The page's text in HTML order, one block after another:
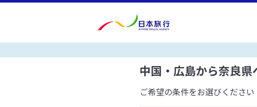
中国・広島から奈良
ご希望の条件をお選びください